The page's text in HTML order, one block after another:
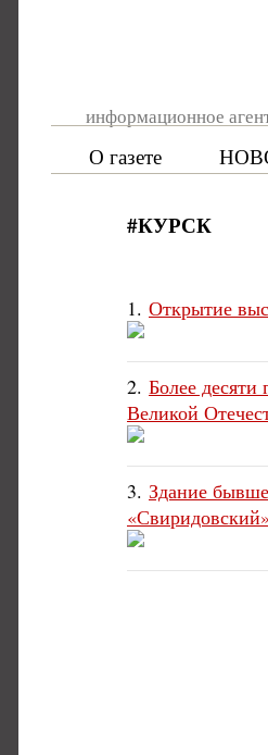
информационное
О газете
#КУРСК
1. Открытие
2. Более
Великой
3. Здание